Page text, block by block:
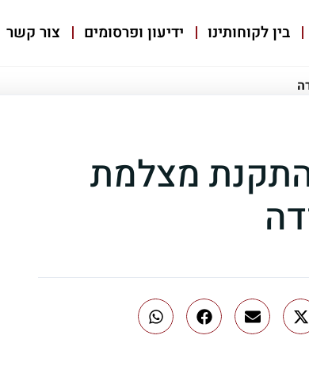
בין לקוחותינו ידיעון ופרסומים צור קשר
מצלמת